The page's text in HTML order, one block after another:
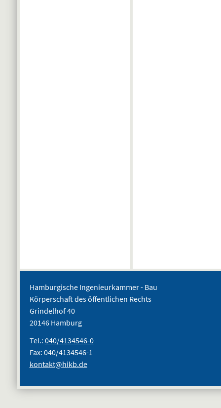
Hamburgische Ingenieurkammer - Bau
Körperschaft des öffentlichen Rechts
Grindelhof 40
20146 Hamburg
Tel.: 040/4134546-0
Fax: 040/4134546-1
kontakt@hikb.de